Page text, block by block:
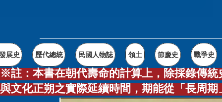
展史 歷代總統 民國人物誌 領土 節慶史 戰爭史
※註：本書在朝代壽命的計算上，除採錄傳
與文化正朔之實際延續時間，期能從「長周